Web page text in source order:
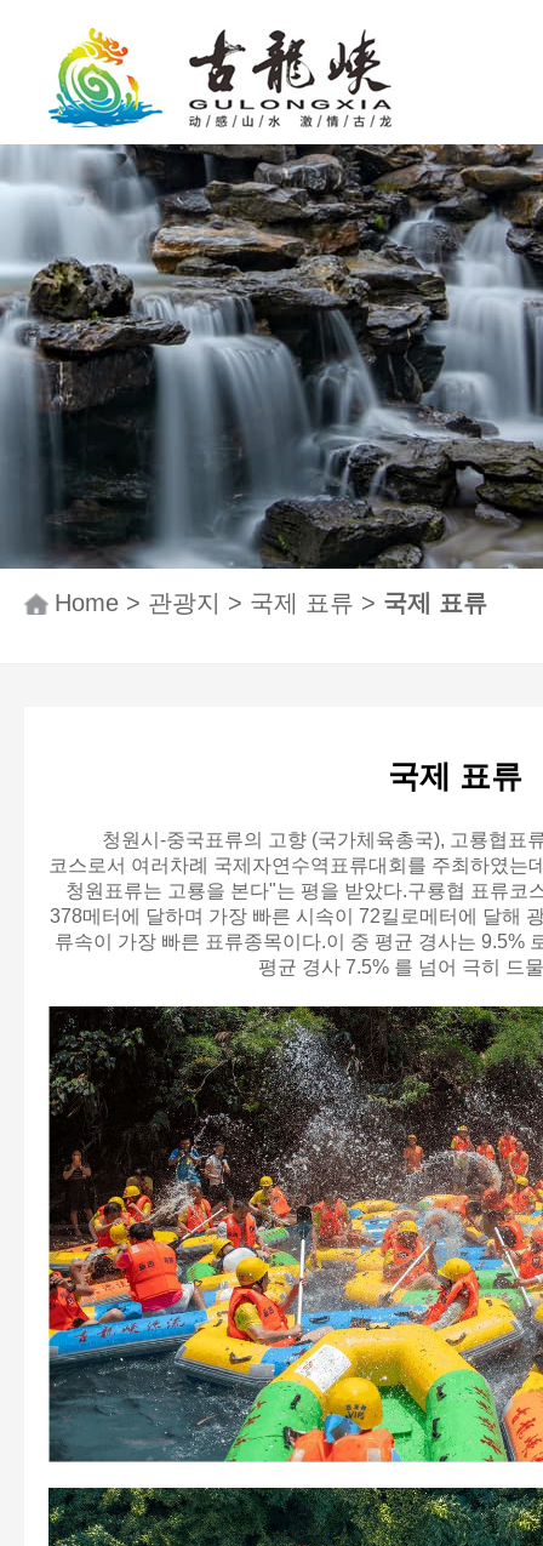
Home > 관광지 > 국제 표류 > 국제 표류
청원시-중국표류의 고향 (국가체육총국), 고룡협표
코스로서 여러차례 국제자연수역표류대회를 주최하였는
청원표류는 고룡을 본다"는 평을 받았다.구룡협 표류코
378메터에 달하며 가장 빠른 시속이 72킬로메터에 달해
류속이 가장 빠른 표류종목이다.이 중 평균 경사는 9.5%
평균 경사 7.5% 를 넘어 극히 드
국제 표류